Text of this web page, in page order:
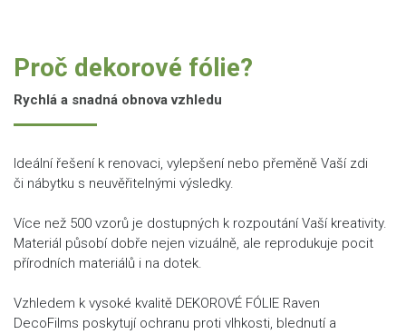
Proč dekorové fólie?
Rychlá a snadná obnova vzhledu
Ideální řešení k renovaci, vylepšení nebo přeměně Vaší zdi
či nábytku s neuvěřitelnými výsledky.
Více než 500 vzorů je dostupných k rozpoutání Vaší kreativity.
Materiál působí dobře nejen vizuálně, ale reprodukuje pocit
přírodních materiálů i na dotek.
Vzhledem k vysoké kvalitě DEKOROVÉ FÓLIE Raven
DecoFilms poskytují ochranu proti vlhkosti, blednutí a